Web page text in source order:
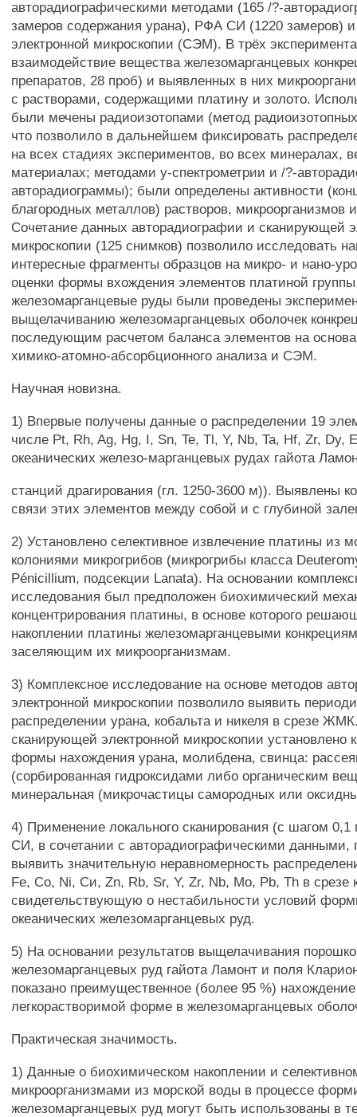
авторадиографическими методами (165 /?-
замеров содержания урана), РФА СИ (1220 замеров)
электронной микроскопии (СЭМ). В трёх
взаимодействие вещества железомарганцевых
препаратов, 28 проб) и выявленных в них
с растворами, содержащими платину и золото.
были мечены радиоизотопами (метод
что позволило в дальнейшем фиксировать
на всех стадиях экспериментов, во всех минералах,
материалах; методами у-спектрометрии и /?-
авторадиограммы); были определены активности
благородных металлов) растворов, микроорганизмов
Сочетание данных авторадиографии и сканирующей
микроскопии (125 снимков) позволило исследовать
интересные фрагменты образцов на микро- и нано-
оценки формы вхождения элементов платиной
железомарганцевые руды были проведены
выщелачиванию железомарганцевых оболочек
последующим расчетом баланса элементов на
химико-атомно-абсорбционного анализа и СЭМ.
Научная новизна.
1) Впервые получены данные о распределении 19
числе Pt, Rh, Ag, Hg, I, Sn, Te, Tl, Y, Nb, Ta, Hf, Zr, Dy,
океанических железо-марганцевых рудах гайота
станций драгирования (гл. 1250-3600 м)). Выявлены
связи этих элементов между собой и с глубиной
2) Установлено селективное извлечение платины из
колониями микрогрибов (микрогрибы класса
Pénicillium, подсекции Lanata). На основании
исследования был предположен биохимический
концентрирования платины, в основе которого
накоплении платины железомарганцевыми
заселяющим их микроорганизмам.
3) Комплексное исследование на основе методов
электронной микроскопии позволило выявить
распределении урана, кобальта и никеля в срезе
сканирующей электронной микроскопии установлено
формы нахождения урана, молибдена, свинца:
(сорбированная гидроксидами либо органическим
минеральная (микрочастицы самородных или
4) Применение локального сканирования (с шагом
СИ, в сочетании с авторадиографическими данными,
выявить значительную неравномерность
Fe, Со, Ni, Си, Zn, Rb, Sr, Y, Zr, Nb, Mo, Pb, Th в срезе
свидетельствующую о нестабильности условий
океанических железомарганцевых руд.
5) На основании результатов выщелачивания
железомарганцевых руд гайота Ламонт и поля
показано преимущественное (более 95 %)
легкорастворимой форме в железомарганцевых
Практическая значимость.
1) Данные о биохимическом накоплении и
микроорганизмами из морской воды в процессе
железомарганцевых руд могут быть использованы в